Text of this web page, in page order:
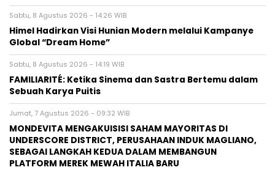
Sabtu, 8 Agustus 2026 - 14:26 WIB
Himel Hadirkan Visi Hunian Modern melalui Kampanye
Global “Dream Home”
Sabtu, 8 Agustus 2026 - 14:19 WIB
FAMILIARITÉ: Ketika Sinema dan Sastra Bertemu dalam
Sebuah Karya Puitis
Jumat, 7 Agustus 2026 - 09:32 WIB
MONDEVITA MENGAKUISISI SAHAM MAYORITAS DI
UNDERSCORE DISTRICT, PERUSAHAAN INDUK MAGLIANO,
SEBAGAI LANGKAH KEDUA DALAM MEMBANGUN
PLATFORM MEREK MEWAH ITALIA BARU